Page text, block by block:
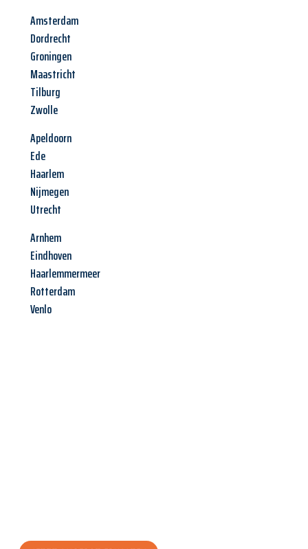
Amsterdam
Dordrecht
Groningen
Maastricht
Tilburg
Zwolle
Apeldoorn
Ede
Haarlem
Nijmegen
Utrecht
Arnhem
Eindhoven
Haarlemmermeer
Rotterdam
Venlo